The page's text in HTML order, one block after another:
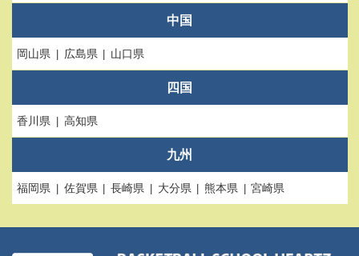
中国
岡山県 広島県 山口県
四国
香川県 高知県
九州
福岡県 佐賀県 長崎県 大分県 熊本県 宮崎県